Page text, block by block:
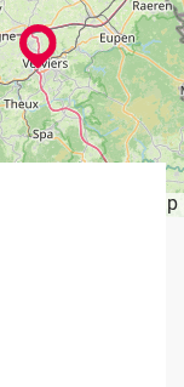
OpenStreetMap